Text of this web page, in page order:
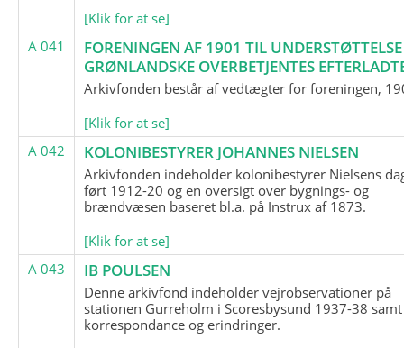
[Klik for at se]
A 041
FORENINGEN AF 1901 TIL
GRØNLANDSKE OVERBETJENTES
Arkivfonden består af vedtægter for foreningen,
[Klik for at se]
A 042
KOLONIBESTYRER JOHANNES NIELSEN
Arkivfonden indeholder kolonibestyrer Nielsens
ført 1912-20 og en oversigt over bygnings- og
brændvæsen baseret bl.a. på Instrux af 1873.
[Klik for at se]
A 043
IB POULSEN
Denne arkivfond indeholder vejrobservationer på
stationen Gurreholm i Scoresbysund 1937-38 samt
korrespondance og erindringer.